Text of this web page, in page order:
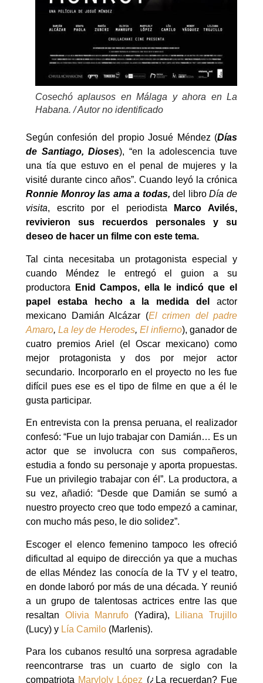
Cosechó aplausos en Málaga y ahora en La
Habana. / Autor no identificado
Según confesión del propio Josué Méndez (Días
de Santiago, Dioses), “en la adolescencia tuve
una tía que estuvo en el penal de mujeres y la
visité durante cinco años”. Cuando leyó la crónica
Ronnie Monroy las ama a todas, del libroDía de
visita, escrito por el periodista
Marco Avilés,
revivieron sus recuerdos personales y su
deseo de hacer un filme con este tema.
Tal cinta necesitaba un protagonista especial y
cuando Méndez le entregó el guion a su
productora
Enid Campos, ella le indicó que el
papel estaba hecho a la medida del actor
mexicano Damián Alcázar (El crimen del padre
Amaro,La ley de Herodes, El infierno), ganador de
cuatro premios Ariel (el Oscar mexicano) como
mejor protagonista y dos por mejor actor
secundario. Incorporarlo en el proyecto no les fue
difícil pues ese es el tipo de filme en que a él le
gusta participar.
En entrevista con la prensa peruana, el realizador
confesó: “Fue un lujo trabajar con Damián… Es un
actor que se involucra con sus compañeros,
estudia a fondo su personaje y aporta propuestas.
Fue un privilegio trabajar con él”. La productora, a
su vez, añadió: “Desde que Damián se sumó a
nuestro proyecto creo que todo empezó a caminar,
con mucho más peso, le dio solidez”.
Escoger el elenco femenino tampoco les ofreció
dificultad al equipo de dirección ya que a muchas
de ellas Méndez las conocía de la TV y el teatro,
en donde laboró por más de una década. Y reunió
a un grupo de talentosas actrices entre las que
resaltan Olivia Manrufo (Yadira),
Liliana Trujillo
(Lucy) y Lía Camilo (Marlenis).
Para los cubanos resultó una sorpresa agradable
reencontrarse tras un cuarto de siglo con la
compatriota Maryloly López (¿La recuerdan? Fue